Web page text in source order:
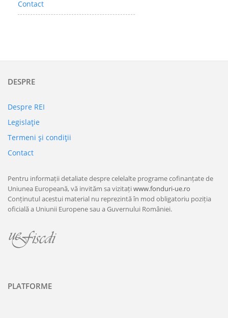
Contact
DESPRE
Despre REI
Legislaţie
Termeni şi condiţii
Contact
Pentru informații detaliate despre celelalte programe cofinanțate de
Uniunea Europeană, vă invităm sa vizitațiwww.fonduri-ue.ro
Conținutul acestui material nu reprezintă în mod obligatoriu poziția
oficială a Uniunii Europene sau a Guvernului României.
PLATFORME